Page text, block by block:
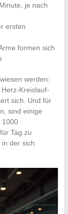
je nach
ersten
formen sich
werden:
Kreislauf-
sich. Und für
sind einige
1000
Tag zu
der sich